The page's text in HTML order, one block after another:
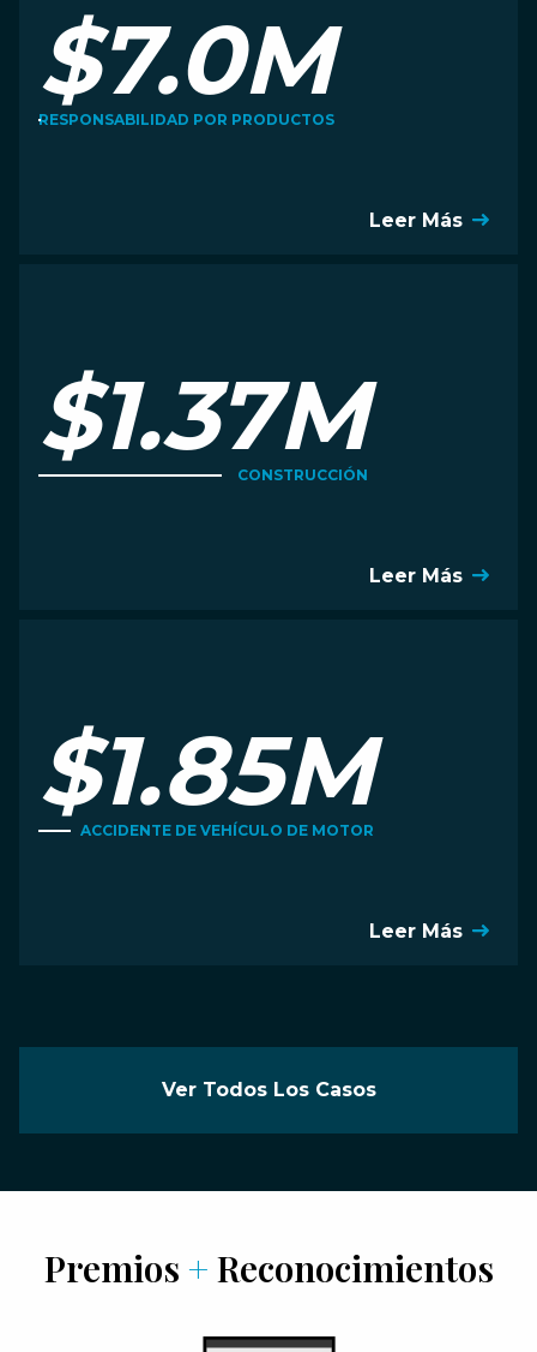
$7.0M
RESPONSABILIDAD POR PRODUCTOS
Leer Más
$1.37M
CONSTRUCCIÓN
Leer Más
$1.85M
ACCIDENTE DE VEHÍCULO DE MOTOR
Leer Más
Ver Todos Los Casos
Premios + Reconocimientos